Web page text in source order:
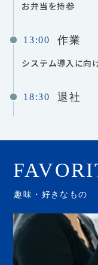
お弁当を持参
13:00
作業
システム導入に向
18:30 退社
趣味・好きなもの